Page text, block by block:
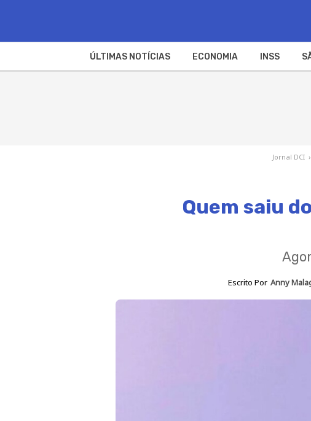
ÚLTIMAS NOTÍCIAS ECONOMIA INSS
Jornal DCI ›
Quem saiu
Escrito Por Anny